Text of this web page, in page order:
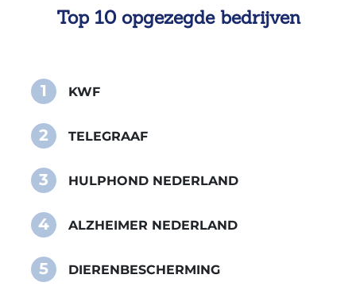
Top 10 opgezegde bedrijven
1 KWF
2 TELEGRAAF
3 HULPHOND NEDERLAND
4 ALZHEIMER NEDERLAND
5 DIERENBESCHERMING